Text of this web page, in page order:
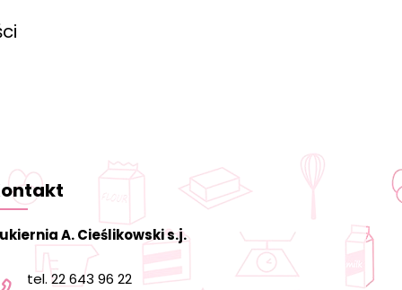
A. Cieślikowski s.j.
tel. 22 643 96 22